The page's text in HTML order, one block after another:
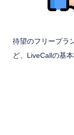
待望のフリープラ
ど、LiveCallの基